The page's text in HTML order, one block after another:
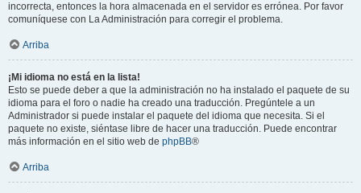
incorrecta, entonces la hora almacenada en el servidor es errónea. Por favor
comuníquese con La Administración para corregir el problema.
Arriba
¡Mi idioma no está en la lista!
Esto se puede deber a que la administración no ha instalado el paquete de su
idioma para el foro o nadie ha creado una traducción. Pregúntele a un
Administrador si puede instalar el paquete del idioma que necesita. Si el
paquete no existe, siéntase libre de hacer una traducción. Puede encontrar
más información en el sitio web de phpBB®
Arriba